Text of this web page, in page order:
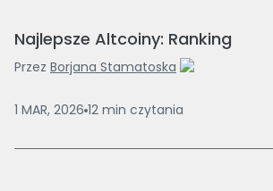
Najlepsze Altcoiny: Ranking
Przez Borjana Stamatoska
1 MAR, 2026 12 min czytania